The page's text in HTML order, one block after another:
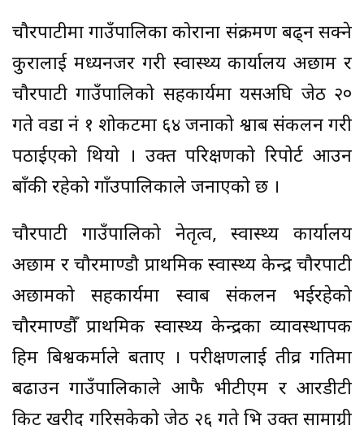
चौरपाटीमा गाउँपालिका कोराना संक्रमण बढ्न सक्ने
कुरालाई मध्यनजर गरी स्वास्थ्य कार्यालय अछाम र
चौरपाटी गाउँपालिको सहकार्यमा यसअघि जेठ २०
गते वडा नं १ शोकटमा ६४ जनाको श्वाब संकलन गरी
पठाईएको थियो । उक्त परिक्षणको रिपोर्ट आउन
बाँकी रहेको गाँउपालिकाले जनाएको छ ।
चौरपाटी गाउँपालिको नेतृत्व, स्वास्थ्य कार्यालय
अछाम र चौरमाण्डौ प्राथमिक स्वास्थ्य केन्द्र चौरपाटी
अछामको सहकार्यमा स्वाब संकलन भईरहेको
चौरमाण्डौँ प्राथमिक स्वास्थ्य केन्द्रका व्यावस्थापक
हिम बिश्वकर्माले बताए । परीक्षणलाई तीव्र गतिमा
बढाउन गाउँपालिकाले आफै भीटीएम र आरडीटी
किट खरीद गरिसकेको जेठ २६ गते भित्र उक्त सामाग्री